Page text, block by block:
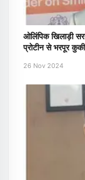
ओलिंपिक खिलाड़ी
प्रोटीन से भरपूर
26 Nov 2024